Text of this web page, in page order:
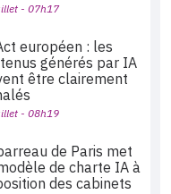
- 07h17
européen : les
générés par IA
être clairement
- 08h19
de Paris met
de charte IA à
des cabinets